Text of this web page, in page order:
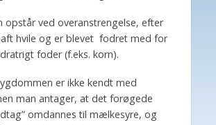
opstår ved overanstrengelse, efter
hvile og er blevet fodret med for
foder (f.eks. korn).
er ikke kendt med
man antager, at det forøgede
omdannes til mælkesyre, og